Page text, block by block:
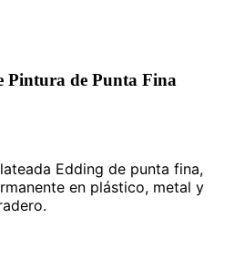
Pintura de Punta Fina
Edding de punta fina,
en plástico, metal y